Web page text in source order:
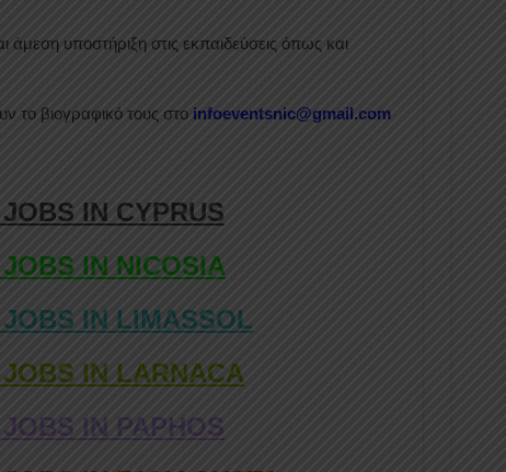
άμεση υποστήριξη στις εκπαιδεύσεις όπως και
το βιογραφικό τους στο infoeventsnic@gmail.com
IN CYPRUS
IN NICOSIA
IN LIMASSOL
IN LARNACA
IN PAPHOS